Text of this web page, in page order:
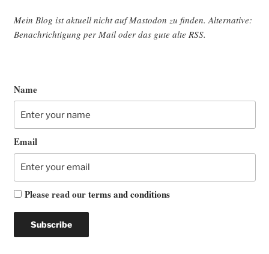
Mein Blog ist aktu­ell nicht auf Mast­o­don zu fin­den. Alter­na­ti­ve:
Benach­rich­ti­gung per Mail oder das gute alte RSS.
Name
Email
Please read ourterms and conditions